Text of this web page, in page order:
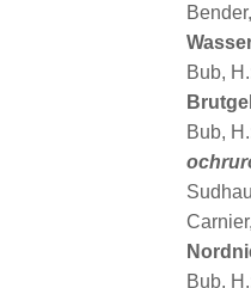
Bub,
Bub,
Bub,